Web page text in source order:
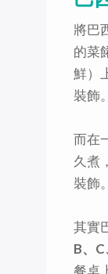
將巴
的菜
鮮）
裝飾。
而在
久煮
裝飾。
其實
B、
餐桌